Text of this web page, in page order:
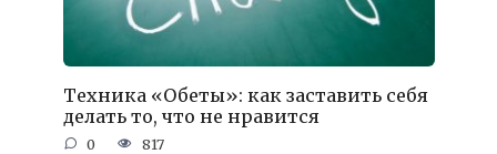
Техника «Обеты»: как заставить себя
делать то, что не нравится
0 817